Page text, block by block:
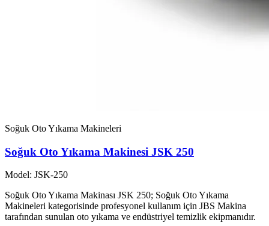
Soğuk Oto Yıkama Makineleri
Soğuk Oto Yıkama Makinesi JSK 250
Model: JSK-250
Soğuk Oto Yıkama Makinası JSK 250; Soğuk Oto Yıkama
Makineleri kategorisinde profesyonel kullanım için JBS Makina
tarafından sunulan oto yıkama ve endüstriyel temizlik ekipmanıdır.